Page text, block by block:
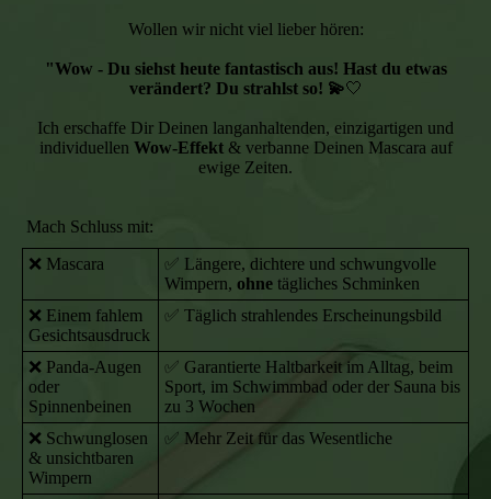
Wollen wir nicht viel lieber hören:
"Wow - Du siehst heute fantastisch aus! Hast du etwas
verändert? Du strahlst so! 💫🤍
Ich erschaffe Dir Deinen langanhaltenden, einzigartigen und
individuellen Wow-Effekt& verbanne Deinen Mascara auf
ewige Zeiten.
Mach Schluss mit:
❌ Mascara
✅ Längere, dichtere und schwungvolle
Wimpern, ohne tägliches Schminken
❌ Einem fahlem
Gesichtsausdruck
✅ Täglich strahlendes Erscheinungsbild
❌ Panda-Augen
oder
Spinnenbeinen
✅ Garantierte Haltbarkeit im Alltag, beim
Sport, im Schwimmbad oder der Sauna bis
zu 3 Wochen
❌ Schwunglosen
& unsichtbaren
Wimpern
✅ Mehr Zeit für das Wesentliche